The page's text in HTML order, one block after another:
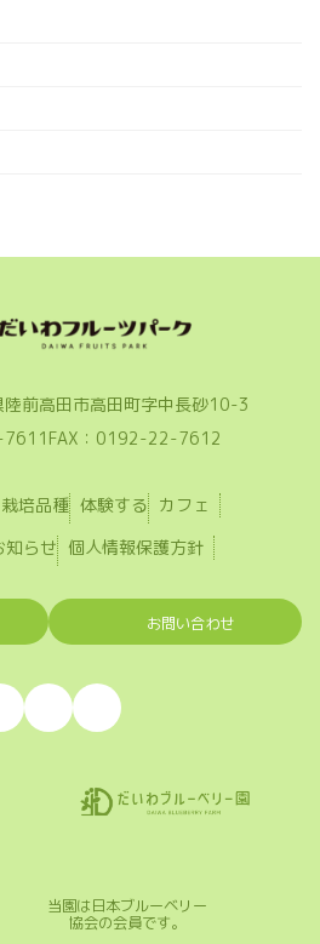
前高田市高田町字中長砂10-3
FAX：0192-22-7612
栽培品種 体験する カフェ
知らせ 個人情報保護方針
お問い合わせ
ア
イ
コ
ア
イ
コ
ク
当園は日本ブルーベリー
協会の会員です。